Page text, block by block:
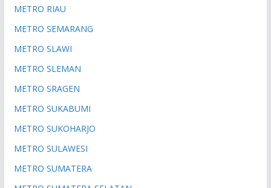
METRO RIAU
METRO SEMARANG
METRO SLAWI
METRO SLEMAN
METRO SRAGEN
METRO SUKABUMI
METRO SUKOHARJO
METRO SULAWESI
METRO SUMATERA